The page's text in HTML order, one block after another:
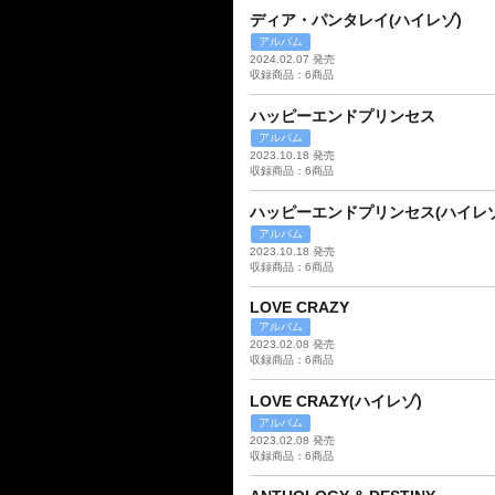
ディア・パンタレイ(ハイレゾ)
アルバム
2024.02.07 発売
収録商品：6商品
ハッピーエンドプリンセス
アルバム
2023.10.18 発売
収録商品：6商品
ハッピーエンドプリンセス(ハイレ
アルバム
2023.10.18 発売
収録商品：6商品
LOVE CRAZY
アルバム
2023.02.08 発売
収録商品：6商品
LOVE CRAZY(ハイレゾ)
アルバム
2023.02.08 発売
収録商品：6商品